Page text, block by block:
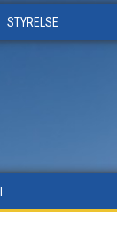
STYRELSE